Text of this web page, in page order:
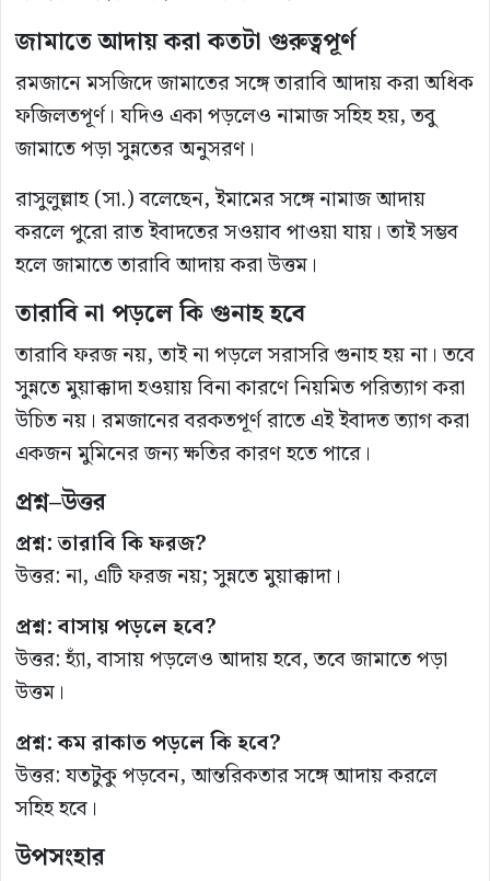
জামাতে আদায় করা কতটা গুরুত্বপূর্ণ
রমজানে মসজিদে জামাতের সঙ্গে তারাবি আদায় করা অধিক
ফজিলতপূর্ণ। যদিও একা পড়লেও নামাজ সহিহ হয়, তবু
জামাতে পড়া সুন্নতের অনুসরণ।
রাসুলুল্লাহ (সা.) বলেছেন, ইমামের সঙ্গে নামাজ আদায়
করলে পুরো রাত ইবাদতের সওয়াব পাওয়া যায়। তাই সম্ভব
হলে জামাতে তারাবি আদায় করা উত্তম।
তারাবি না পড়লে কি গুনাহ হবে
তারাবি ফরজ নয়, তাই না পড়লে সরাসরি গুনাহ হয় না। তবে
সুন্নতে মুয়াক্কাদা হওয়ায় বিনা কারণে নিয়মিত পরিত্যাগ করা
উচিত নয়। রমজানের বরকতপূর্ণ রাতে এই ইবাদত ত্যাগ করা
একজন মুমিনের জন্য ক্ষতির কারণ হতে পারে।
প্রশ্ন–উত্তর
প্রশ্ন: তারাবি কি ফরজ?
উত্তর: না, এটি ফরজ নয়; সুন্নতে মুয়াক্কাদা।
প্রশ্ন: বাসায় পড়লে হবে?
উত্তর: হ্যাঁ, বাসায় পড়লেও আদায় হবে, তবে জামাতে পড়া
উত্তম।
প্রশ্ন: কম রাকাত পড়লে কি হবে?
উত্তর: যতটুকু পড়বেন, আন্তরিকতার সঙ্গে আদায় করলে
সহিহ হবে।
উপসংহার